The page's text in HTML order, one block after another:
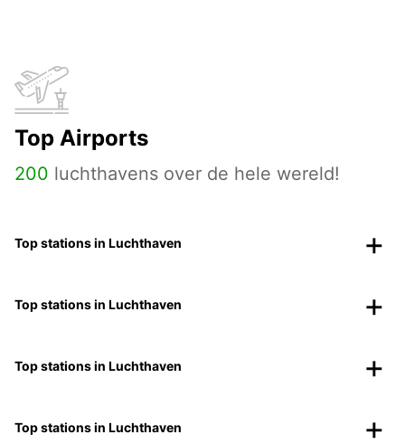
Top Airports
200 luchthavens over de hele wereld!
Top stations in Luchthaven
Top stations in Luchthaven
Top stations in Luchthaven
Top stations in Luchthaven